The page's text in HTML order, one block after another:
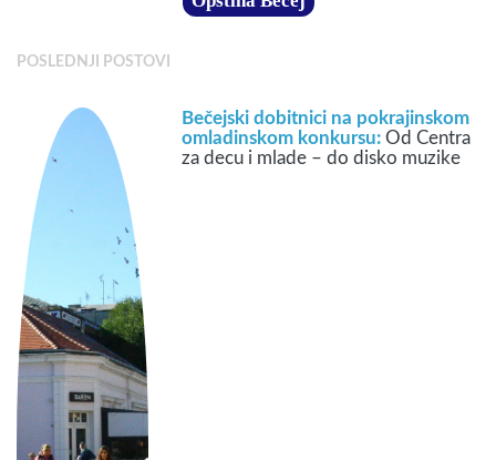
POSLEDNJI POSTOVI
Bečejski dobitnici na pokrajinskom
omladinskom konkursu:Od Centra
za decu i mlade – do disko muzike